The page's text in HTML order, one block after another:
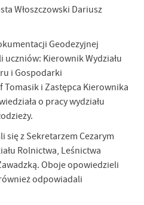
Włoszczowski Dariusz
Geodezyjnej
Kierownik Wydziału
i Gospodarki
i Zastępca Kierownika
o pracy wydziału
się z Sekretarzem Cezarym
Rolnictwa, Leśnictwa
Oboje opowiedzieli
odpowiadali
www. Dane pozwalają nam na
pod względem ich
Wyrażenie zgody na
dostępność wszystkich
prezentujemy Ci najciekawsze
naszych partnerów.
prezentowania Ci naszych
Twoich upodobań oraz Twoich
witryny internetowej. Treści
stronach podmiotów trzecich lub
oraz innych dostawców usług.
prezentujących nasze
komunikatów mediów